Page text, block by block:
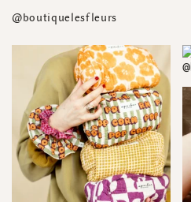
@boutiquelesfleurs